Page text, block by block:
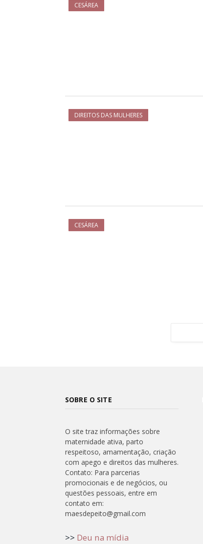
CESÁREA
DIREITOS DAS MULHERES
CESÁREA
SOBRE O SITE
O site traz informações sobre
maternidade ativa, parto
respeitoso, amamentação, criação
com apego e direitos das mulheres.
Contato: Para parcerias
promocionais e de negócios, ou
questões pessoais, entre em
contato em:
maesdepeito@gmail.com
>> Deu na mídia